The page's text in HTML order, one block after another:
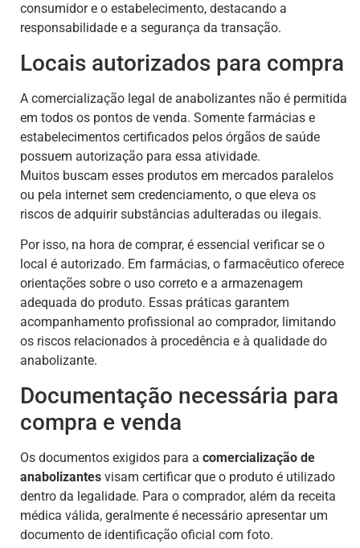
consumidor e o estabelecimento, destacando a
responsabilidade e a segurança da transação.
Locais autorizados para compra
A comercialização legal de anabolizantes não é permitida
em todos os pontos de venda. Somente farmácias e
estabelecimentos certificados pelos órgãos de saúde
possuem autorização para essa atividade.
Muitos buscam esses produtos em mercados paralelos
ou pela internet sem credenciamento, o que eleva os
riscos de adquirir substâncias adulteradas ou ilegais.
Por isso, na hora de comprar, é essencial verificar se o
local é autorizado. Em farmácias, o farmacêutico oferece
orientações sobre o uso correto e a armazenagem
adequada do produto. Essas práticas garantem
acompanhamento profissional ao comprador, limitando
os riscos relacionados à procedência e à qualidade do
anabolizante.
Documentação necessária para
compra e venda
Os documentos exigidos para a comercialização de
anabolizantes visam certificar que o produto é utilizado
dentro da legalidade. Para o comprador, além da receita
médica válida, geralmente é necessário apresentar um
documento de identificação oficial com foto.